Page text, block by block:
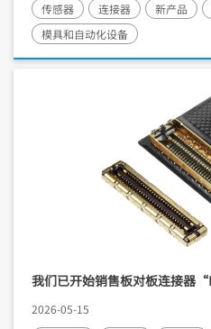
传感器
连接器 新产品
模具和自动化设备
我们已开始销售板对板连接器
2026-05-15